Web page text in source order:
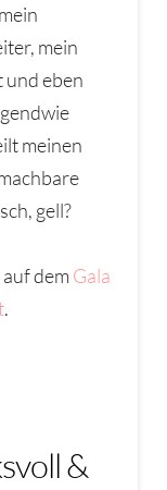
mein
und eben
meinen
gell?
dem Gala
.
&